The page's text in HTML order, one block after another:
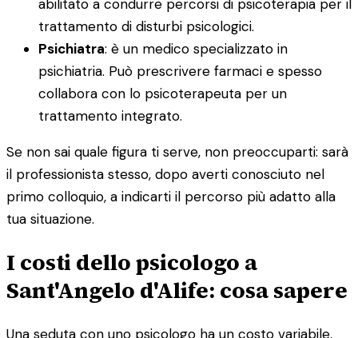
abilitato a condurre percorsi di psicoterapia per il
trattamento di disturbi psicologici.
Psichiatra: è un medico specializzato in
psichiatria. Può prescrivere farmaci e spesso
collabora con lo psicoterapeuta per un
trattamento integrato.
Se non sai quale figura ti serve, non preoccuparti: sarà
il professionista stesso, dopo averti conosciuto nel
primo colloquio, a indicarti il percorso più adatto alla
tua situazione.
I costi dello psicologo a
Sant'Angelo d'Alife: cosa sapere
Una seduta con uno psicologo ha un costo variabile,